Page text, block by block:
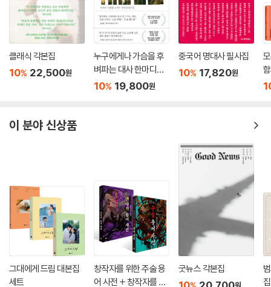
클래식 각본집
10% 22,500원
누구에게나 가슴을 후
벼파는 대사 한마디가
있다
10% 19,800원
중국어 명대사 필사집
10% 17,820원
이 분야 신상품
그대에게 드림 대본집
세트
창작자를 위한 주술 용
어 사전 + 창작자를 위
굿뉴스 각본집
집